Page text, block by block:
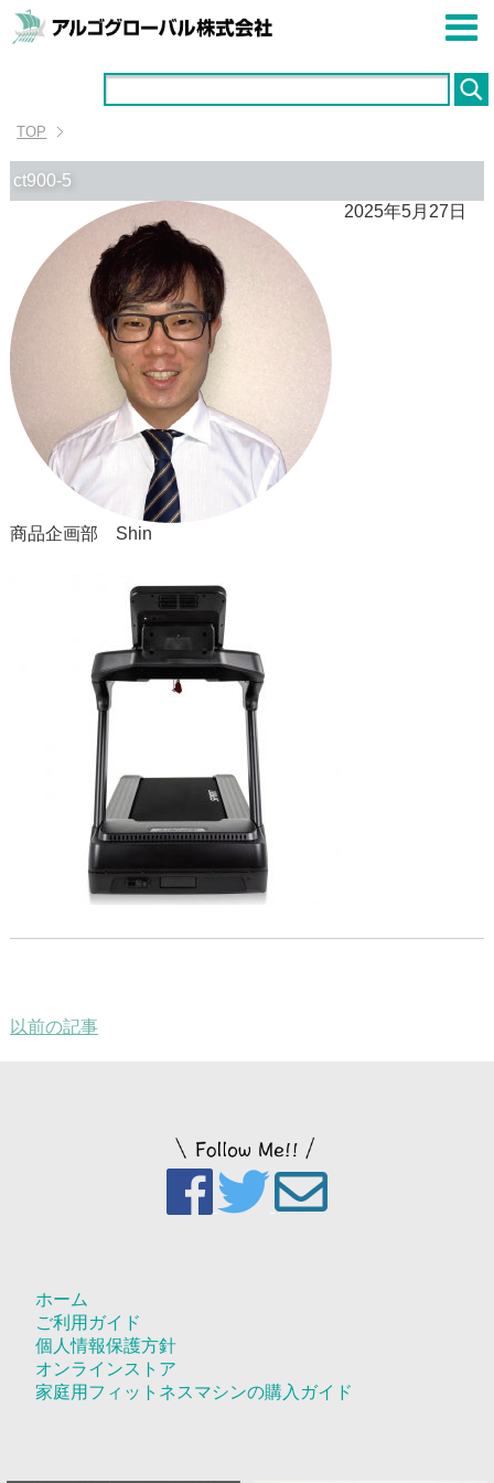
TOP
ct900-5
2025年5月27日
商品企画部 Shin
以前の記事
ホーム
ご利用ガイド
個人情報保護方針
オンラインストア
家庭用フィットネスマシンの購入ガイド